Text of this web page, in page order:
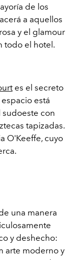
de los
a aquellos
y el glamour
todo el hotel.
es el secreto
está
con
tapizadas.
O'Keeffe, cuyo
una manera
y deshecho:
arte moderno y